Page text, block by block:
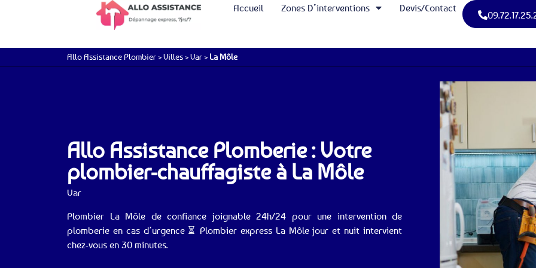
Accueil Zones D’interventions Devis/Contact
Allo Assistance Plombier >Villes >Var > La Môle
Allo Assistance Plomberie : Votre
plombier-chauffagiste à La Môle
Var
Plombier La Môle de confiance joignable 24h/24 pour une intervention de
plomberie en cas d’urgence ⏳ Plombier express La Môle jour et nuit intervient
chez-vous en 30 minutes.